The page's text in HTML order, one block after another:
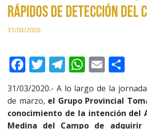
rápidos de detección del
31/03/2020
F
ac
e
b
T
w
itt
er
T
el
e
gr
W
at
s
E
m
ai
l
m
p
31/03/2020.- A lo largo de la
de marzo, el Grupo Provincial
conocimiento de la intención del
Medina del Campo de